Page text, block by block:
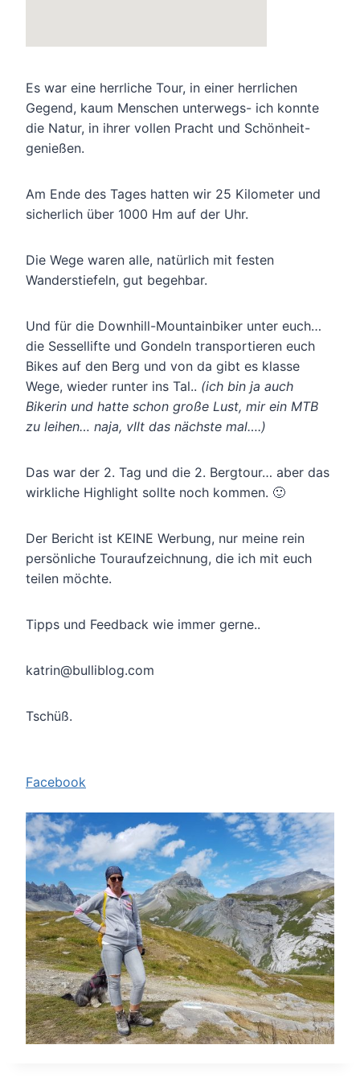
Es war eine herrliche Tour, in einer herrlichen
Gegend, kaum Menschen unterwegs- ich konnte
die Natur, in ihrer vollen Pracht und Schönheit-
genießen.
Am Ende des Tages hatten wir 25 Kilometer und
sicherlich über 1000 Hm auf der Uhr.
Die Wege waren alle, natürlich mit festen
Wanderstiefeln, gut begehbar.
Und für die Downhill-Mountainbiker unter euch…
die Sessellifte und Gondeln transportieren euch
Bikes auf den Berg und von da gibt es klasse
Wege, wieder runter ins Tal.. (ich bin ja auch
Bikerin und hatte schon große Lust, mir ein MTB
zu leihen… naja, vllt das nächste mal….)
Das war der 2. Tag und die 2. Bergtour… aber das
wirkliche Highlight sollte noch kommen. 🙂
Der Bericht ist KEINE Werbung, nur meine rein
persönliche Touraufzeichnung, die ich mit euch
teilen möchte.
Tipps und Feedback wie immer gerne..
katrin@bulliblog.com
Tschüß.
Facebook